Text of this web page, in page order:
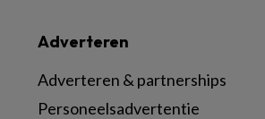
Adverteren
Adverteren & partnerships
Personeelsadvertentie